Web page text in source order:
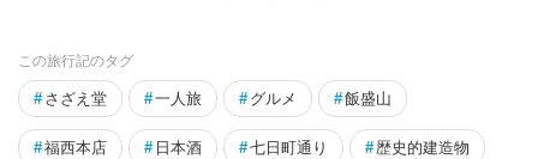
この旅行記のタグ
# さざえ堂 #一人旅 # グルメ #飯盛山
#福西本店 # 日本酒 #七日町通り # 歴史的建造物